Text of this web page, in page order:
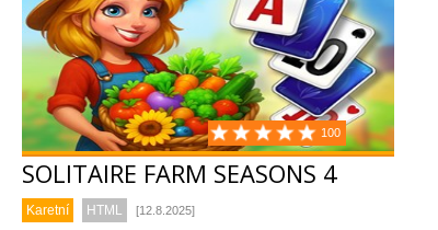
100
SOLITAIRE FARM SEASONS 4
Karetní HTML [12.8.2025]